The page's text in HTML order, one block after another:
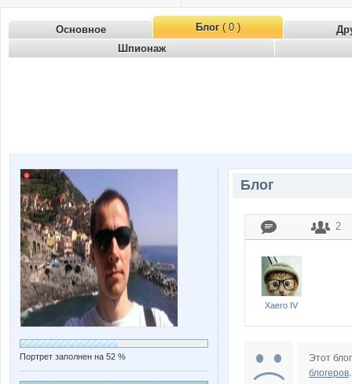
Основное Блог( 0 )
Шпионаж
Портрет заполнен на 52 %
Блог
2
Xaero IV
Этот
блогеров.